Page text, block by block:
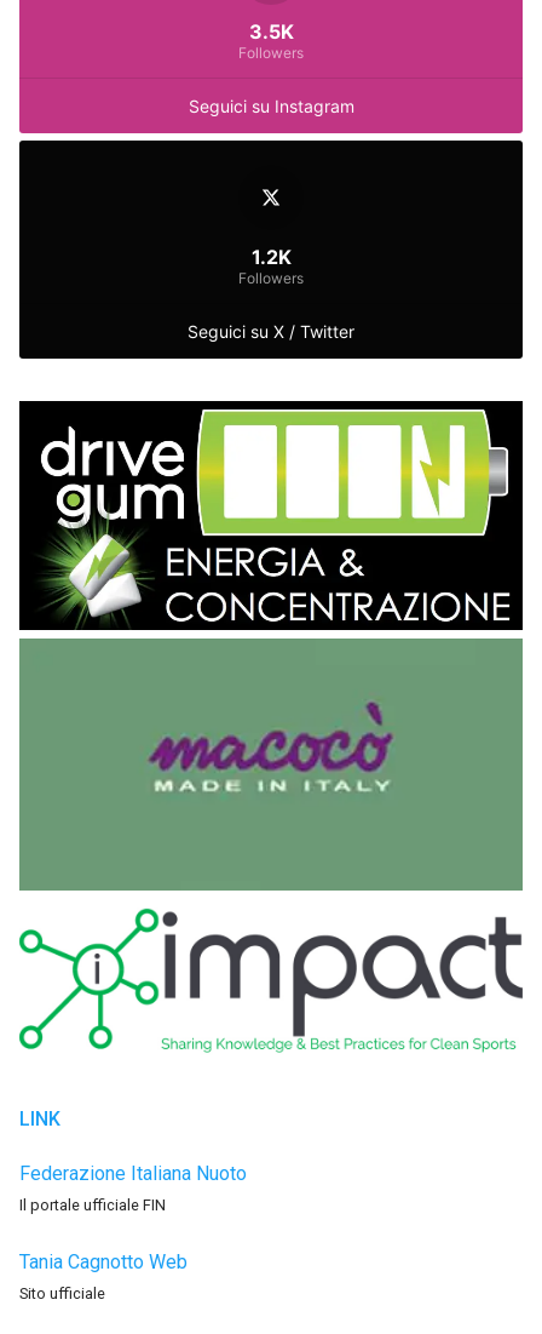
Seguici su Instagram
3.5K
Followers
Seguici su X / Twitter
1.2K
Followers
LINK
Federazione Italiana Nuoto
Il portale ufficiale FIN
Tania Cagnotto Web
Sito ufficiale